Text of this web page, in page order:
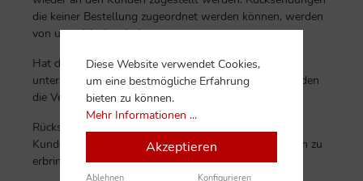
die keiner Bestellung zugeordnet werden können, werden
von uns nicht bearbeitet.
Hat die Rückgabe zur Folge, dass sich der Warenwert
unterhalb der Versandkostenfreigrenze reduziert, werden
die Versandkosten nachträglich von uns erhoben.
Rücksendungen erfolgen auf Kosten und Gefahr des
Kunden. Der Beweis der Rücksendung ist vom Kunden zu
erbringen.
Diese Website verwendet Cookies,
um eine bestmögliche Erfahrung
bieten zu können.
Mehr Informationen ...
Akzeptieren
Ablehnen Konfigurieren